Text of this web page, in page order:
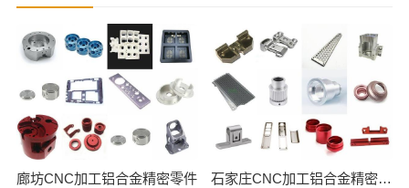
廊坊CNC加工铝合金精密零件 石家庄CNC加工铝合金精密零件